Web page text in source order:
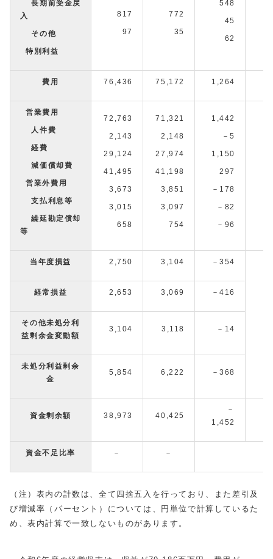
長期前受金戻
入
その他
特別利益
817
97
772
35
548
45
62
費用 76,436 75,172 1,264
営業費用
人件費
経費
減価償却費
営業外費用
支払利息等
繰延勘定償却
等
72,763
2,143
29,124
41,495
3,673
3,015
658
71,321
2,148
27,974
41,198
3,851
3,097
754
1,442
－5
1,150
297
－178
－82
－96
当年度損益 2,750 3,104 －354
経常損益 2,653 3,069 －416
その他未処分利
益剰余金変動額
3,104 3,118 －14
未処分利益剰余
金
5,854 6,222 －368
資金剰余額 38,973 40,425
－
1,452
資金不足比率 － －
（注）表内の計数は、全て四捨五入を行っており、また差引及
び増減率（パーセント）については、円単位で計算しているた
め、表内計算で一致しないものがあります。